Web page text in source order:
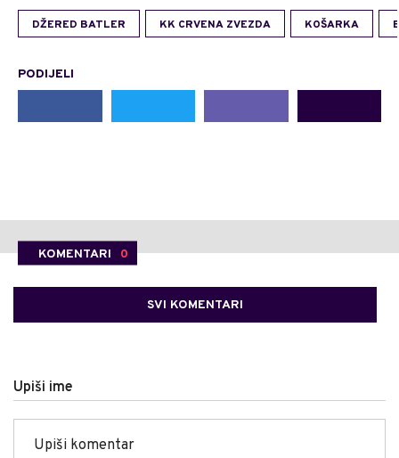
DŽERED BATLER KK CRVENA ZVEZDA KOŠARKA
PODIJELI
KOMENTARI 0
SVI KOMENTARI
Upiši ime